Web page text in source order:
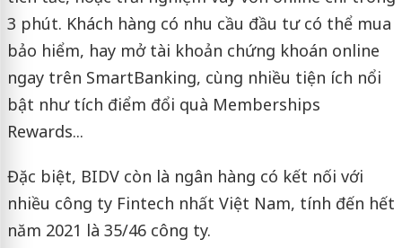
3 phút. Khách hàng có nhu cầu đầu tư có thể mua
bảo hiểm, hay mở tài khoản chứng khoán online
ngay trên SmartBanking, cùng nhiều tiện ích nổi
bật như tích điểm đổi quà Memberships
Rewards...
Đặc biệt, BIDV còn là ngân hàng có kết nối với
nhiều công ty Fintech nhất Việt Nam, tính đến hết
năm 2021 là 35/46 công ty.